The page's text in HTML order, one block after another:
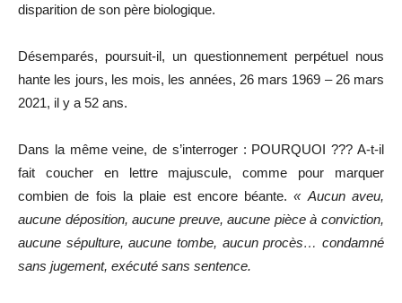
disparition de son père biologique.
Désemparés, poursuit-il, un questionnement perpétuel nous
hante les jours, les mois, les années, 26 mars 1969 – 26 mars
2021, il y a 52 ans.
Dans la même veine, de s’interroger : POURQUOI ??? A-t-il
fait coucher en lettre majuscule, comme pour marquer
combien de fois la plaie est encore béante.« Aucun aveu,
aucune déposition, aucune preuve, aucune pièce à conviction,
aucune sépulture, aucune tombe, aucun procès… condamné
sans jugement, exécuté sans sentence.